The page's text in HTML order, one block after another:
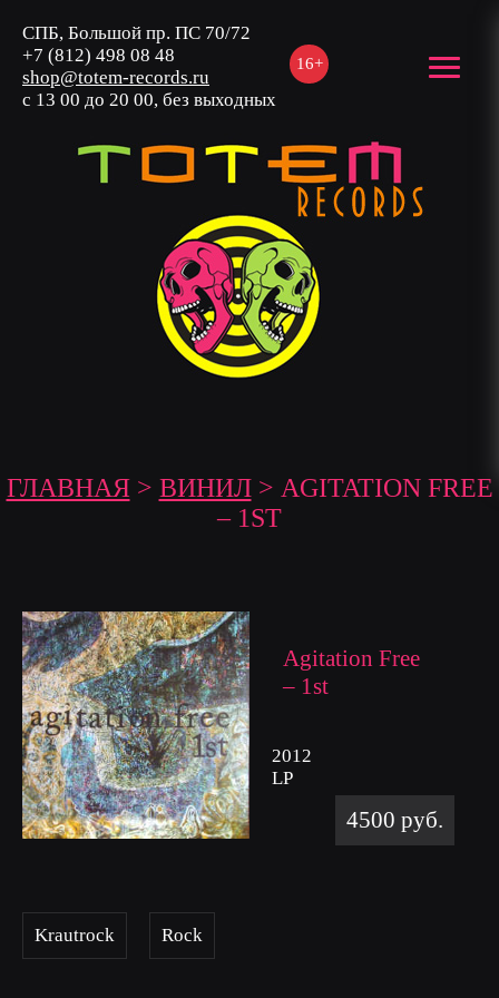
16+
СПБ, Большой пр. ПС 70/72
+7 (812) 498 08 48
shop@totem-records.ru
с 13 00 до 20 00, без выходных
ГЛАВНАЯ> ВИНИЛ> AGITATION FREE
– 1ST
Agitation Free
– 1st
2012
LP
4500 руб.
Krautrock Rock